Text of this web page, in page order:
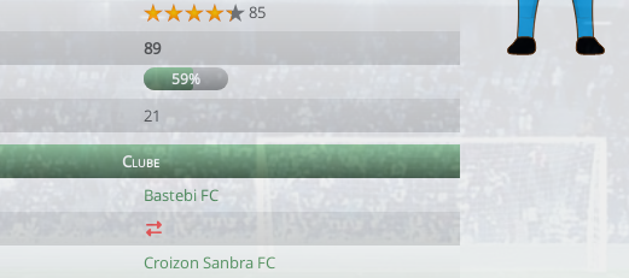
85
89
59%
21
Clube
Bastebi FC
Croizon Sanbra FC